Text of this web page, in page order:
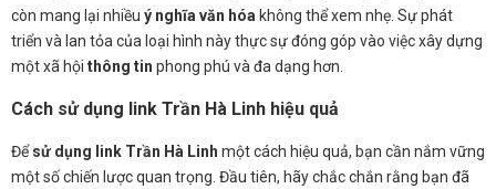
còn mang lại nhiều ý nghĩa văn hóa không thể xem nhẹ. Sự phát
triển và lan tỏa của loại hình này thực sự đóng góp vào việc xây dựng
một xã hội thông tin phong phú và đa dạng hơn.
Cách sử dụng link Trần Hà Linh hiệu quả
Đểsử dụng link Trần Hà Linh một cách hiệu quả, bạn cần nắm vững
một số chiến lược quan trọng. Đầu tiên, hãy chắc chắn rằng bạn đã